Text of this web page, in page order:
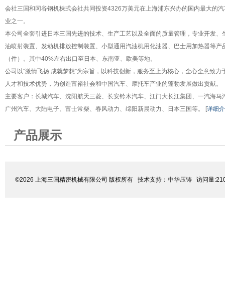
会社三国和冈谷钢机株式会社共同投资4326万美元在上海浦东兴办的国内最大的
业之一。
本公司全套引进日本三国先进的技术、生产工艺以及全面的质量管理，专业开发、
油喷射装置、发动机排放控制装置、小型通用汽油机用化油器、巴士用加热器等
（件）。其中40%左右出口至日本、东南亚、欧美等地。
公司以“激情飞扬 成就梦想”为宗旨，以科技创新，服务至上为核心，全心全意致
人才和技术优势，为创造富裕社会和中国汽车、摩托车产业的蓬勃发展做出贡献。
主要客户：长城汽车、沈阳航天三菱、长安铃木汽车、江门大长江集团、一汽海
广州汽车、大陆电子、富士常柴、春风动力、绵阳新晨动力、日本三国等。 [详细
产品展示
©2026 上海三国精密机械有限公司 版权所有 技术支持： 中华压铸 访问量